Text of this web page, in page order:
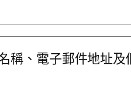
稱、電子郵件地址